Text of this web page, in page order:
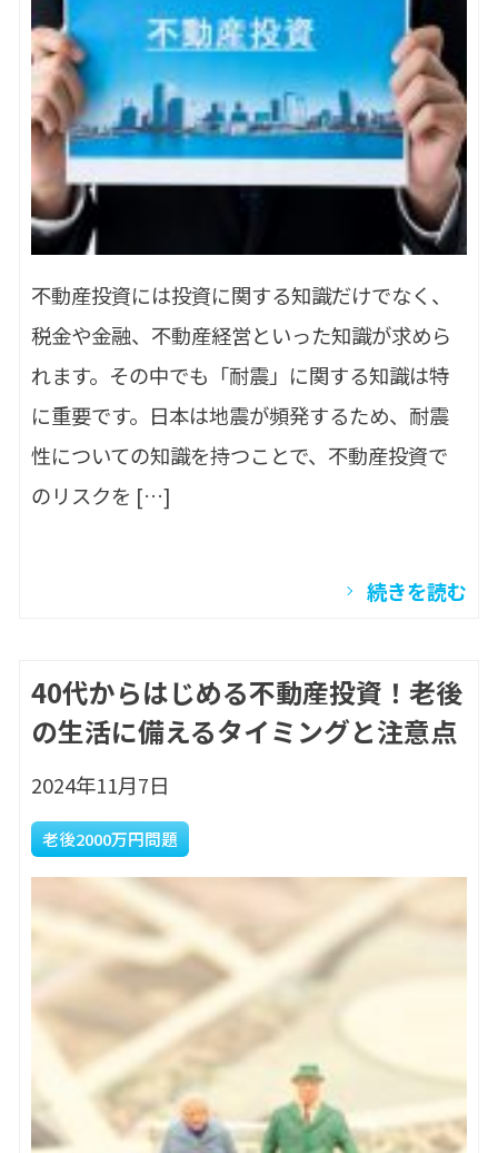
不動産投資には投資に関する知識だけでなく、
税金や金融、不動産経営といった知識が求めら
れます。その中でも「耐震」に関する知識は特
に重要です。日本は地震が頻発するため、耐震
性についての知識を持つことで、不動産投資で
のリスクを […]
続きを読む
40代からはじめる不動産投資！老後
の生活に備えるタイミングと注意点
2024年11月7日
老後2000万円問題